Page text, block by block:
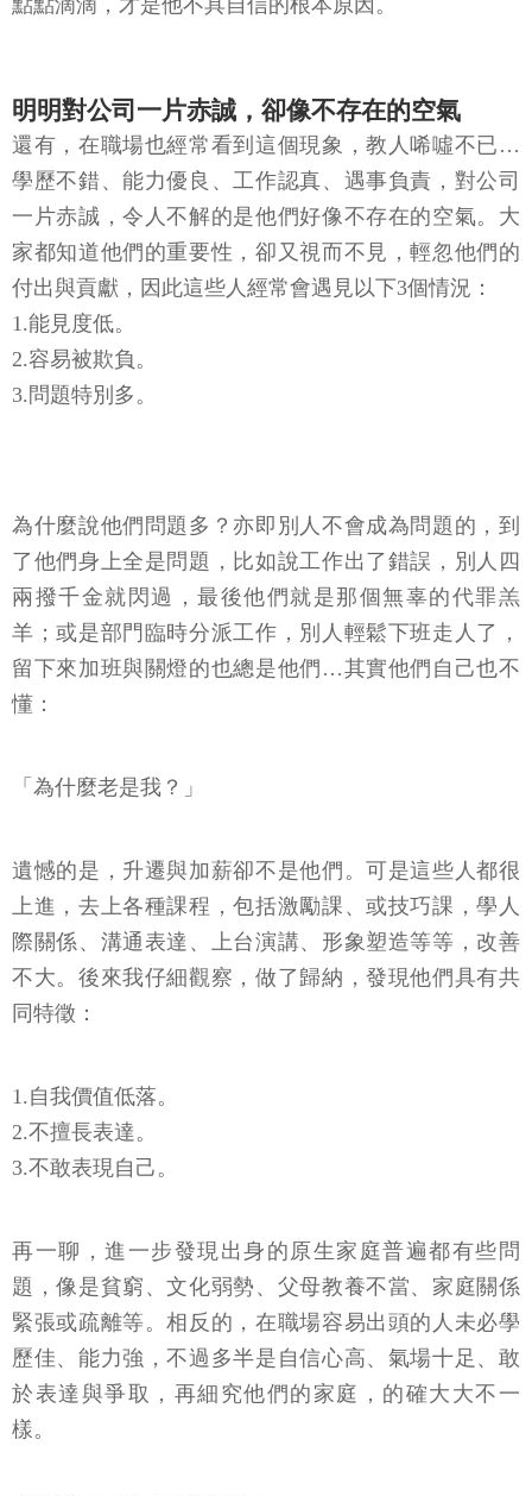
點點滴滴，才是他不具自信的根本原因。
明明對公司一片赤誠，卻像不存在的空氣
還有，在職場也經常看到這個現象，教人唏噓不已…
學歷不錯、能力優良、工作認真、遇事負責，對公司
一片赤誠，令人不解的是他們好像不存在的空氣。大
家都知道他們的重要性，卻又視而不見，輕忽他們的
付出與貢獻，因此這些人經常會遇見以下3個情況：
1.能見度低。
2.容易被欺負。
3.問題特別多。
為什麼說他們問題多？亦即別人不會成為問題的，到
了他們身上全是問題，比如說工作出了錯誤，別人四
兩撥千金就閃過，最後他們就是那個無辜的代罪羔
羊；或是部門臨時分派工作，別人輕鬆下班走人了，
留下來加班與關燈的也總是他們…其實他們自己也不
懂：
「為什麼老是我？」
遺憾的是，升遷與加薪卻不是他們。可是這些人都很
上進，去上各種課程，包括激勵課、或技巧課，學人
際關係、溝通表達、上台演講、形象塑造等等，改善
不大。後來我仔細觀察，做了歸納，發現他們具有共
同特徵：
1.自我價值低落。
2.不擅長表達。
3.不敢表現自己。
再一聊，進一步發現出身的原生家庭普遍都有些問
題，像是貧窮、文化弱勢、父母教養不當、家庭關係
緊張或疏離等。相反的，在職場容易出頭的人未必學
歷佳、能力強，不過多半是自信心高、氣場十足、敢
於表達與爭取，再細究他們的家庭，的確大大不一
樣。